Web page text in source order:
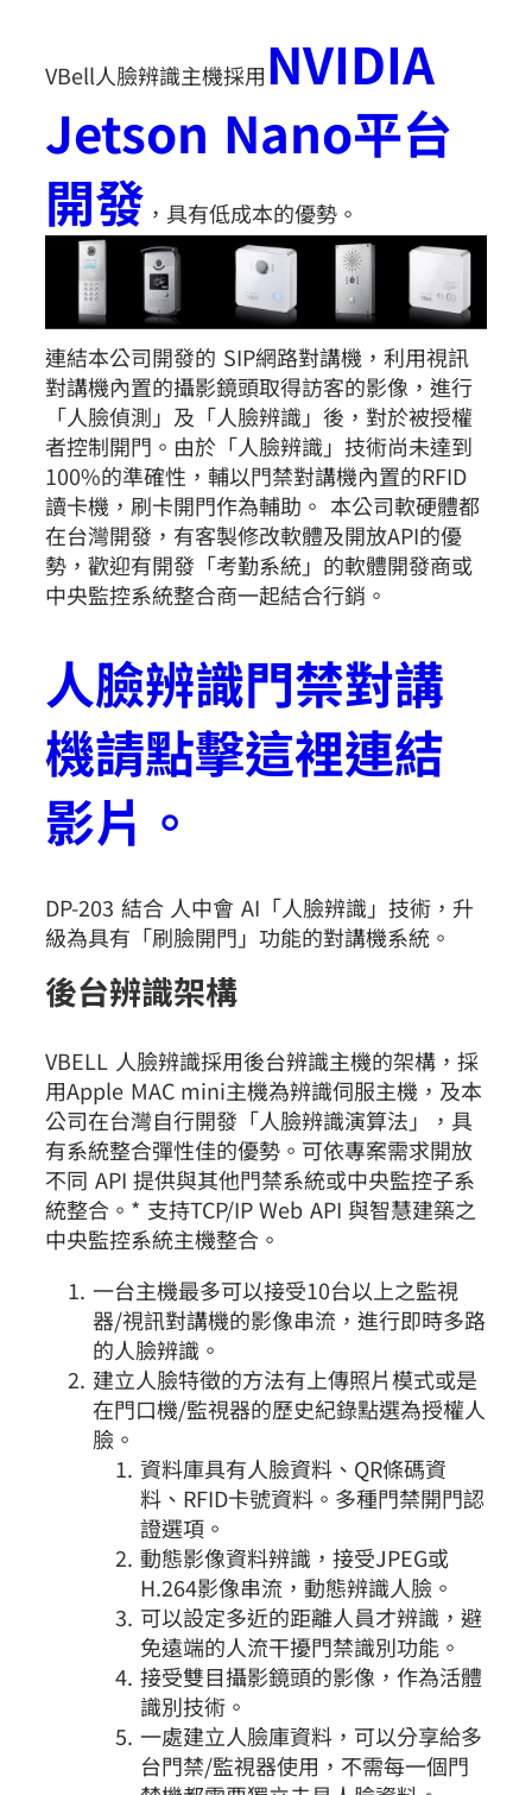
VBell人臉辨識主機採用NVIDIA
Jetson Nano平台
開發 ，具有低成本的優勢。
連結本公司開發的 SIP網路對講機，利用視訊
對講機內置的攝影鏡頭取得訪客的影像，進行
「人臉偵測」及「人臉辨識」後，對於被授權
者控制開門。由於「人臉辨識」技術尚未達到
100%的準確性，輔以門禁對講機內置的RFID
讀卡機，刷卡開門作為輔助。 本公司軟硬體都
在台灣開發，有客製修改軟體及開放API的優
勢，歡迎有開發「考勤系統」的軟體開發商或
中央監控系統整合商一起結合行銷。
人臉辨識門禁對講
機請點擊這裡連結
影片。
DP-203 結合 人中會 AI「人臉辨識」技術，升
級為具有「刷臉開門」功能的對講機系統。
後台辨識架構
VBELL 人臉辨識採用後台辨識主機的架構，採
用Apple MAC mini主機為辨識伺服主機，及本
公司在台灣自行開發「人臉辨識演算法」，具
有系統整合彈性佳的優勢。可依專案需求開放
不同 API 提供與其他門禁系統或中央監控子系
統整合。* 支持TCP/IP Web API 與智慧建築之
中央監控系統主機整合。
一台主機最多可以接受10台以上之監視
器/視訊對講機的影像串流，進行即時多路
的人臉辨識。
建立人臉特徵的方法有上傳照片模式或是
在門口機/監視器的歷史紀錄點選為授權人
臉。
資料庫具有人臉資料、QR條碼資
料、RFID卡號資料。多種門禁開門認
證選項。
動態影像資料辨識，接受JPEG或
H.264影像串流，動態辨識人臉。
可以設定多近的距離人員才辨識，避
免遠端的人流干擾門禁識別功能。
接受雙目攝影鏡頭的影像，作為活體
識別技術。
一處建立人臉庫資料，可以分享給多
台門禁/監視器使用，不需每一個門